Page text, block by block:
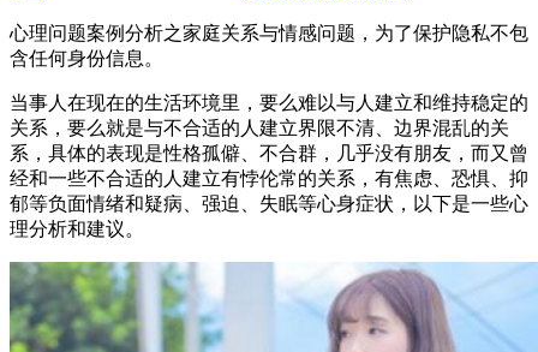
心理问题案例分析之家庭关系与情感问题，为了保护隐私不包
含任何身份信息。
当事人在现在的生活环境里，要么难以与人建立和维持稳定的
关系，要么就是与不合适的人建立界限不清、边界混乱的关
系，具体的表现是性格孤僻、不合群，几乎没有朋友，而又曾
经和一些不合适的人建立有悖伦常的关系，有焦虑、恐惧、抑
郁等负面情绪和疑病、强迫、失眠等心身症状，以下是一些心
理分析和建议。